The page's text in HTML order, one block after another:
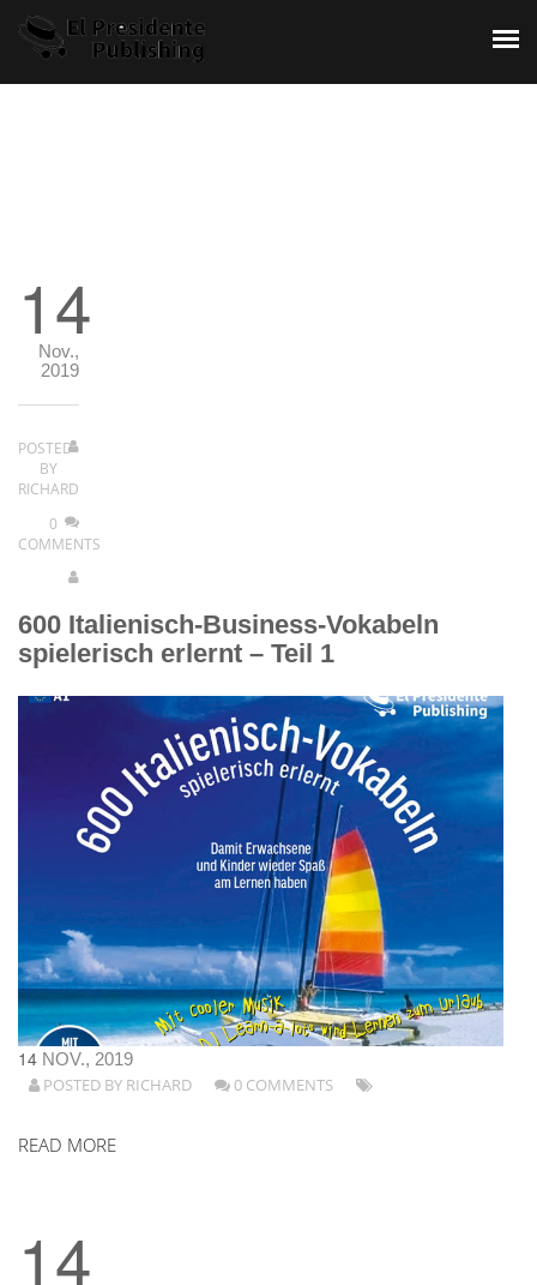
KONTAKT
€ 0,00
14
Nov.,
2019
POSTED
BY
RICHARD
0
COMMENTS
600 Italienisch-Business-Vokabeln
spielerisch erlernt – Teil 1
14 NOV., 2019
POSTED BY RICHARD 0 COMMENTS
READ MORE
14